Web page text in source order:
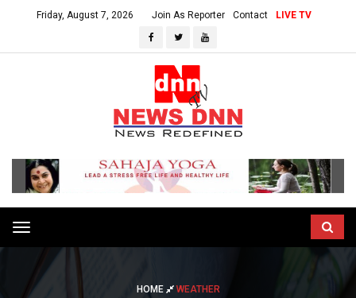
Friday, August 7, 2026 Join As Reporter Contact LIVE TV
Toggle
navigation
HOME WEATHER